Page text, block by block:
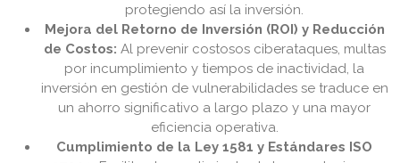
protegiendo así la inversión.
Mejora del Retorno de Inversión (ROI) y Reducción
de Costos: Al prevenir costosos ciberataques, multas
por incumplimiento y tiempos de inactividad, la
inversión en gestión de vulnerabilidades se traduce en
un ahorro significativo a largo plazo y una mayor
eficiencia operativa.
Cumplimiento de la Ley 1581 y Estándares ISO